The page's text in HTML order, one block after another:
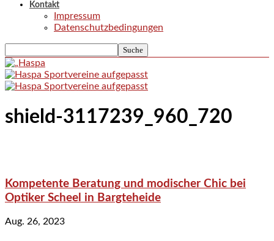
Kontakt
Impressum
Datenschutzbedingungen
shield-3117239_960_720
Kompetente Beratung und modischer Chic bei
Optiker Scheel in Bargteheide
Aug. 26, 2023